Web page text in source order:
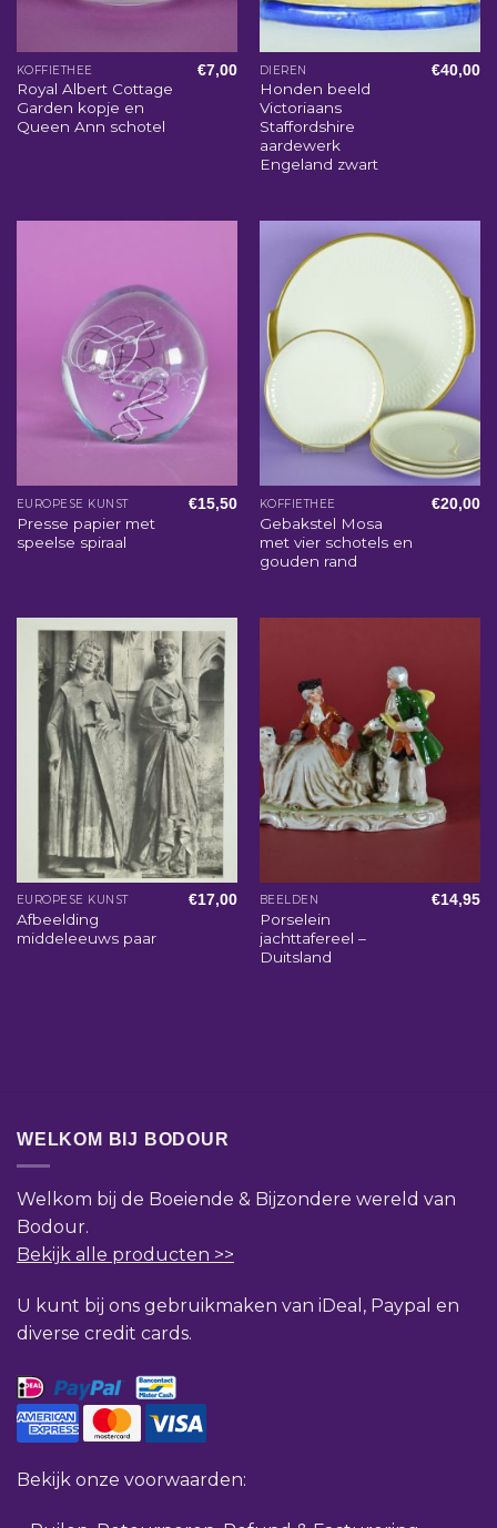
KOFFIETHEE
Royal Albert Cottage
Garden kopje en
Queen Ann schotel
€7,00 DIEREN
Honden beeld
Victoriaans
Staffordshire
aardewerk
Engeland zwart
€40,00
EUROPESE KUNST
Presse papier met
speelse spiraal
€15,50 KOFFIETHEE
Gebakstel Mosa
met vier schotels en
gouden rand
€20,00
EUROPESE KUNST
Afbeelding
middeleeuws paar
€17,00 BEELDEN
Porselein
jachttafereel –
Duitsland
€14,95
WELKOM BIJ BODOUR
Welkom bij de Boeiende & Bijzondere wereld van
Bodour.
Bekijk alle producten >>
U kunt bij ons gebruikmaken van iDeal, Paypal en
diverse credit cards.
Bekijk onze voorwaarden: